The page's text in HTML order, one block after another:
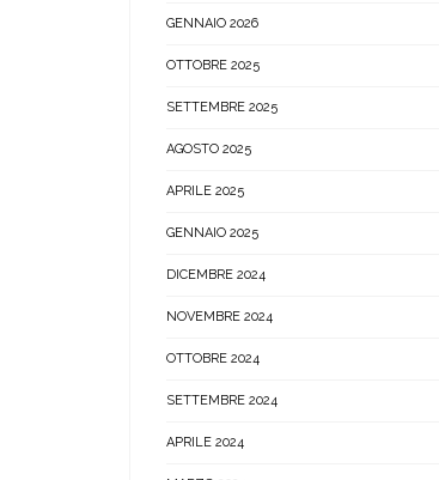
GENNAIO 2026
OTTOBRE 2025
SETTEMBRE 2025
AGOSTO 2025
APRILE 2025
GENNAIO 2025
DICEMBRE 2024
NOVEMBRE 2024
OTTOBRE 2024
SETTEMBRE 2024
APRILE 2024